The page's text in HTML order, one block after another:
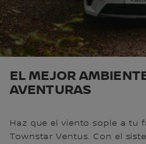
EL MEJOR
AVENTURAS
Haz que el viento sople a tu
Townstar Ventus. Con el